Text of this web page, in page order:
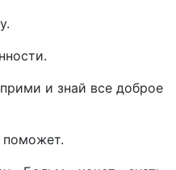
и знай все доброе